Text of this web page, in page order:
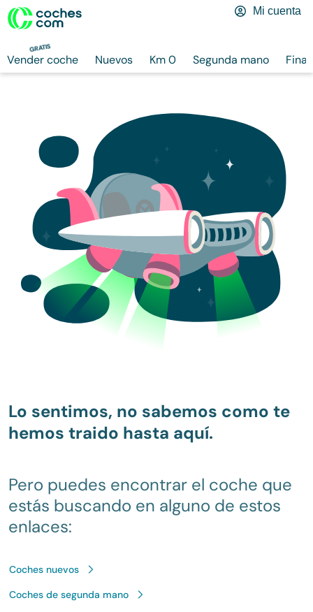
GRATIS
Vender coche Nuevos Km 0 Segunda mano
Mi cuenta
Lo sentimos, no sabemos como te
hemos traido hasta aquí.
Pero puedes encontrar el coche que
estás buscando en alguno de estos
enlaces:
Coches nuevos
Coches de segunda mano